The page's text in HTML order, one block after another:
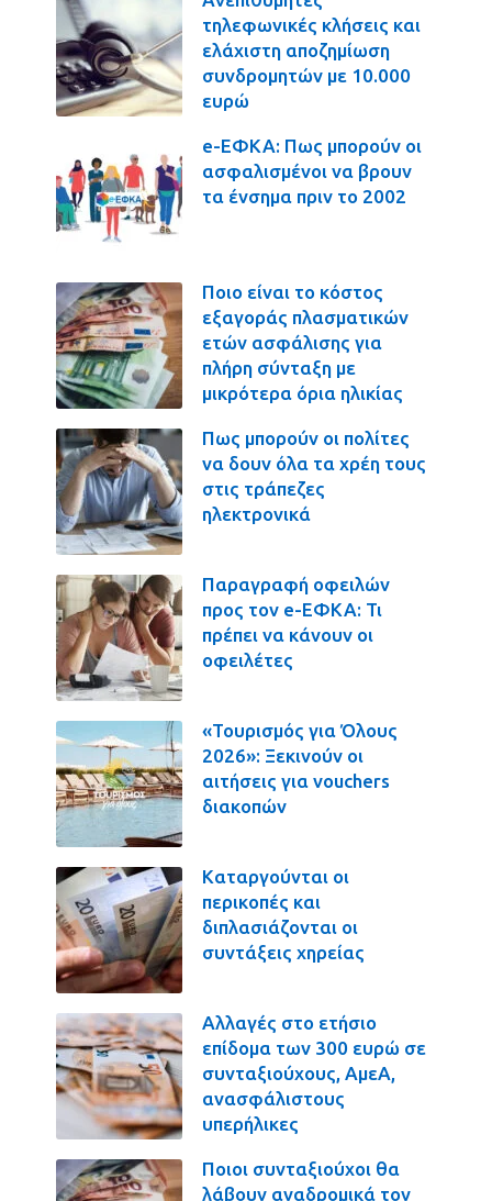
τηλεφωνικές κλήσεις και
ελάχιστη αποζημίωση
συνδρομητών με 10.000
ευρώ
e-ΕΦΚΑ: Πως μπορούν οι
ασφαλισμένοι να βρουν
τα ένσημα πριν το 2002
Ποιο είναι το κόστος
εξαγοράς πλασματικών
ετών ασφάλισης για
πλήρη σύνταξη με
μικρότερα όρια ηλικίας
Πως μπορούν οι πολίτες
να δουν όλα τα χρέη τους
στις τράπεζες
ηλεκτρονικά
Παραγραφή οφειλών
προς τον e-ΕΦΚΑ: Τι
πρέπει να κάνουν οι
οφειλέτες
«Τουρισμός για Όλους
2026»: Ξεκινούν οι
αιτήσεις για vouchers
διακοπών
Καταργούνται οι
περικοπές και
διπλασιάζονται οι
συντάξεις χηρείας
Αλλαγές στο ετήσιο
επίδομα των 300 ευρώ σε
συνταξιούχους, ΑμεΑ,
ανασφάλιστους
υπερήλικες
Ποιοι συνταξιούχοι θα
λάβουν αναδρομικά τον